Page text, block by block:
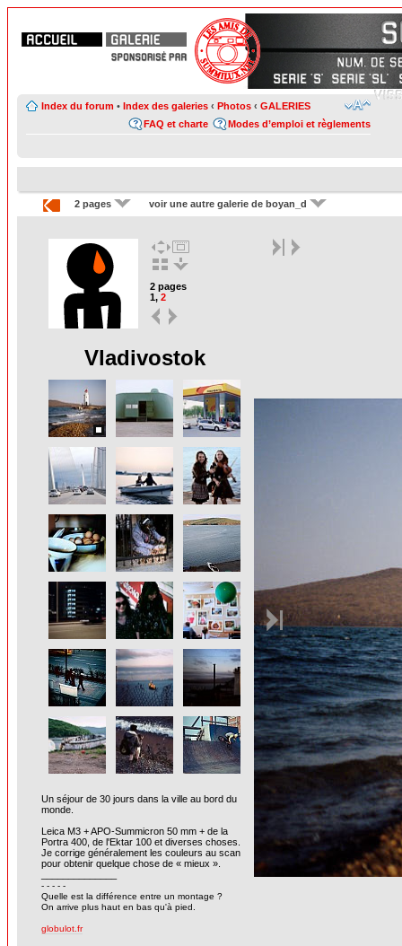
Index du forum • Index des galeries ‹ Photos ‹ GALERIES
Modes d’emploi et règlements
FAQ et charte
2 pages voir une autre galerie de boyan_d
2 pages
1, 2
Vladivostok
Un séjour de 30 jours dans la ville au bord du
monde.
Leica M3 + APO-Summicron 50 mm + de la
Portra 400, de l'Ektar 100 et diverses choses.
Je corrige généralement les couleurs au scan
pour obtenir quelque chose de « mieux ».
- - - - -
Quelle est la différence entre un montage ?
On arrive plus haut en bas qu'à pied.
globulot.fr